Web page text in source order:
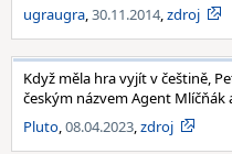
ugraugra,30.11.2014,zdroj
Když měla hra vyjít v češtině,
českým názvem Agent Mlíčňák
Pluto,08.04.2023,zdroj